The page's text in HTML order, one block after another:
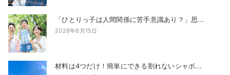
「ひとりっ子は人間関係に苦手意識あり？」思...
2026年6月15日
材料は4つだけ！簡単にできる割れないシャボ...